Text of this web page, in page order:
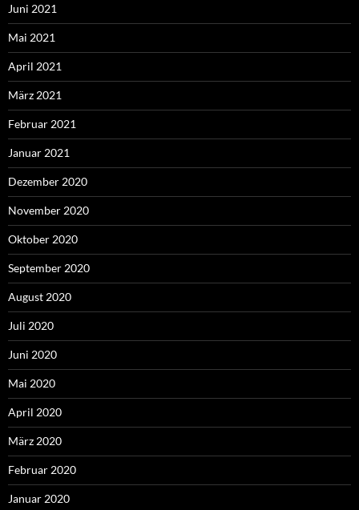
Juni 2021
Mai 2021
April 2021
März 2021
Februar 2021
Januar 2021
Dezember 2020
November 2020
Oktober 2020
September 2020
August 2020
Juli 2020
Juni 2020
Mai 2020
April 2020
März 2020
Februar 2020
Januar 2020